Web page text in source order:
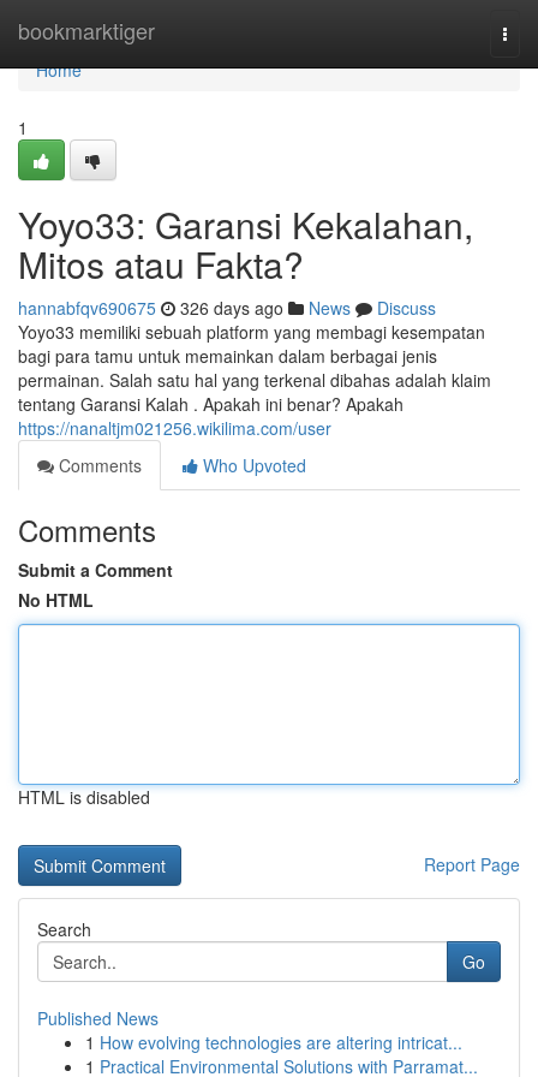
bookmarktiger
Home
Home
1
Yoyo33: Garansi Kekalahan,
Mitos atau Fakta?
hannabfqv690675 326 days ago News
Discuss
Yoyo33 memiliki sebuah platform yang membagi kesempatan
bagi para tamu untuk memainkan dalam berbagai jenis
permainan. Salah satu hal yang terkenal dibahas adalah klaim
tentang Garansi Kalah . Apakah ini benar? Apakah
https://nanaltjm021256.wikilima.com/user
Comments
Who Upvoted
Comments
Submit a Comment
No HTML
HTML is disabled
Report Page
Search
Go
Published News
1 How evolving technologies are altering intricat...
1 Practical Environmental Solutions with Parramat...